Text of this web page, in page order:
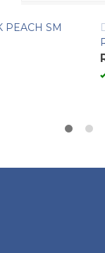
PEACH SM